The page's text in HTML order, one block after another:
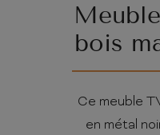
bois
Ce meuble
en métal